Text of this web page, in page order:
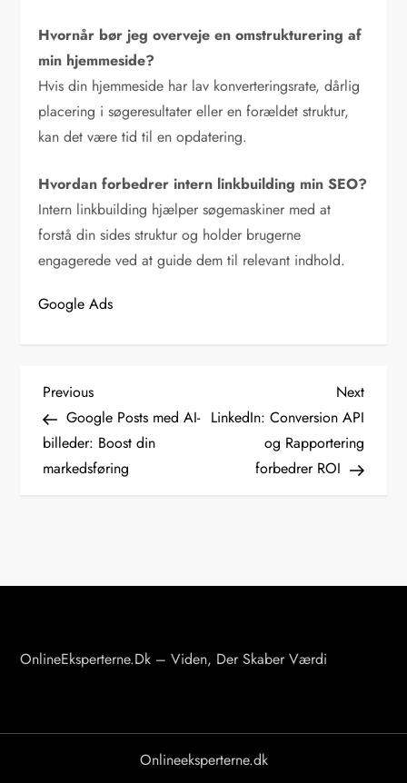
Hvornår bør jeg overveje en omstrukturering af
min hjemmeside?
Hvis din hjemmeside har lav konverteringsrate, dårlig
placering i søgeresultater eller en forældet struktur,
kan det være tid til en opdatering.
Hvordan forbedrer intern linkbuilding min SEO?
Intern linkbuilding hjælper søgemaskiner med at
forstå din sides struktur og holder brugerne
engagerede ved at guide dem til relevant indhold.
Google Ads
I
n
d
l
v
a
Previous
Post
Previous
Google Posts med AI-
billeder: Boost din
markedsføring
Next
Post
Next
LinkedIn: Conversion API
og Rapportering
forbedrer ROI
OnlineEksperterne.dk – Viden, Der Skaber Værdi
Onlineeksperterne.dk